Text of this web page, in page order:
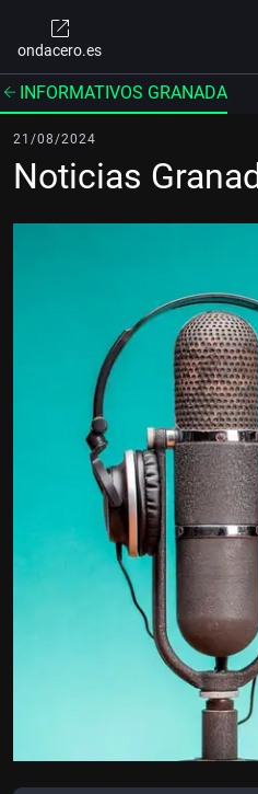
ondacero.es
INFORMATIVOS GRANADA
21/08/2024
Noticias